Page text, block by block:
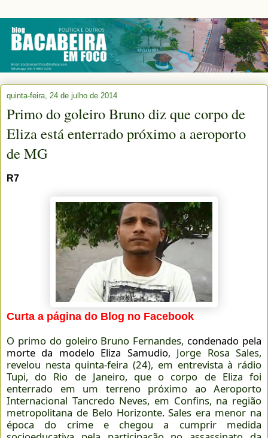
quinta-feira, 24 de julho de 2014
Primo do goleiro Bruno diz que corpo de
Eliza está enterrado próximo a aeroporto
de MG
R7
Curta a página do Blog no Facebook
O primo do goleiro Bruno Fernandes, condenado pela
morte da modelo Eliza Samudio, Jorge Rosa Sales,
revelou nesta quinta-feira (24), em entrevista à rádio
Tupi, do Rio de Janeiro, que o corpo de Eliza foi
enterrado em um terreno próximo ao Aeroporto
Internacional Tancredo Neves, em Confins, na região
metropolitana de Belo Horizonte. Sales era menor na
época do crime e chegou a cumprir medida